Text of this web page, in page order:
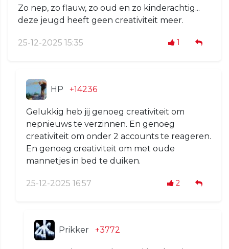
Zo nep, zo flauw, zo oud en zo kinderachtig...
deze jeugd heeft geen creativiteit meer.
25-12-2025 15:35 1
HP +14236
Gelukkig heb jij genoeg creativiteit om
nepnieuws te verzinnen. En genoeg
creativiteit om onder 2 accounts te reageren.
En genoeg creativiteit om met oude
mannetjes in bed te duiken.
25-12-2025 16:57 2
Prikker +3772